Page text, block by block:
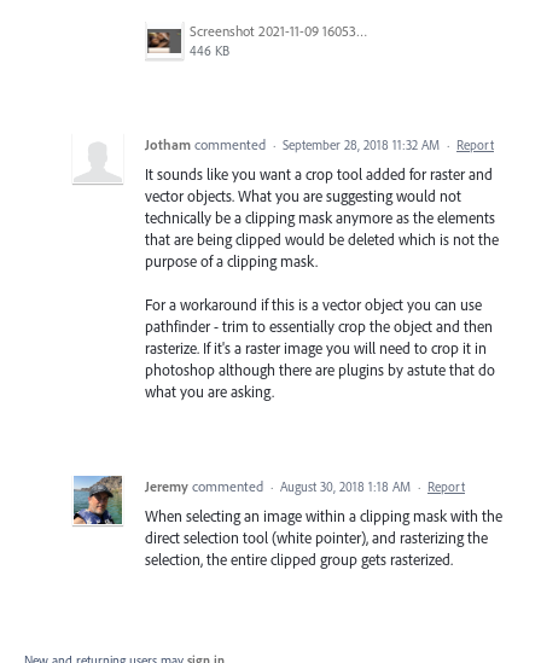
Screenshot 2021-11-09 160534.png
446 KB
Jotham commented · September 28, 2018 11:32 AM · Report
It sounds like you want a crop tool added for raster and
vector objects. What you are suggesting would not
technically be a clipping mask anymore as the elements
that are being clipped would be deleted which is not the
purpose of a clipping mask.
For a workaround if this is a vector object you can use
pathfinder - trim to essentially crop the object and then
rasterize. If it's a raster image you will need to crop it in
photoshop although there are plugins by astute that do
what you are asking.
Jeremy commented · August 30, 2018 1:18 AM · Report
When selecting an image within a clipping mask with the
direct selection tool (white pointer), and rasterizing the
selection, the entire clipped group gets rasterized.